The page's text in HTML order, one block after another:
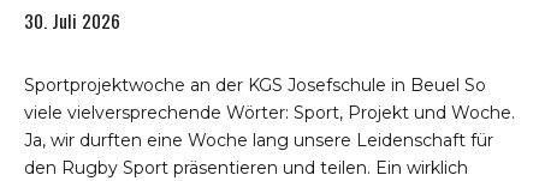
30. Juli 2026
Sportprojektwoche an der KGS Josefschule in Beuel So
viele vielversprechende Wörter: Sport, Projekt und Woche.
Ja, wir durften eine Woche lang unsere Leidenschaft für
den Rugby Sport präsentieren und teilen. Ein wirklich